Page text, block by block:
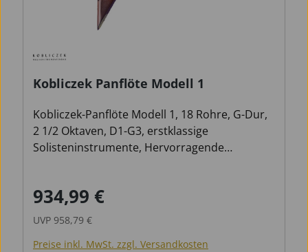
Kobliczek Panflöte Modell 1
Kobliczek-Panflöte Modell 1, 18 Rohre, G-Dur,
2 1/2 Oktaven, D1-G3, erstklassige
Solisteninstrumente, Hervorragende
Verkaufspreis:
934,99 €
UVP 958,79 €
Preise inkl. MwSt. zzgl. Versandkosten